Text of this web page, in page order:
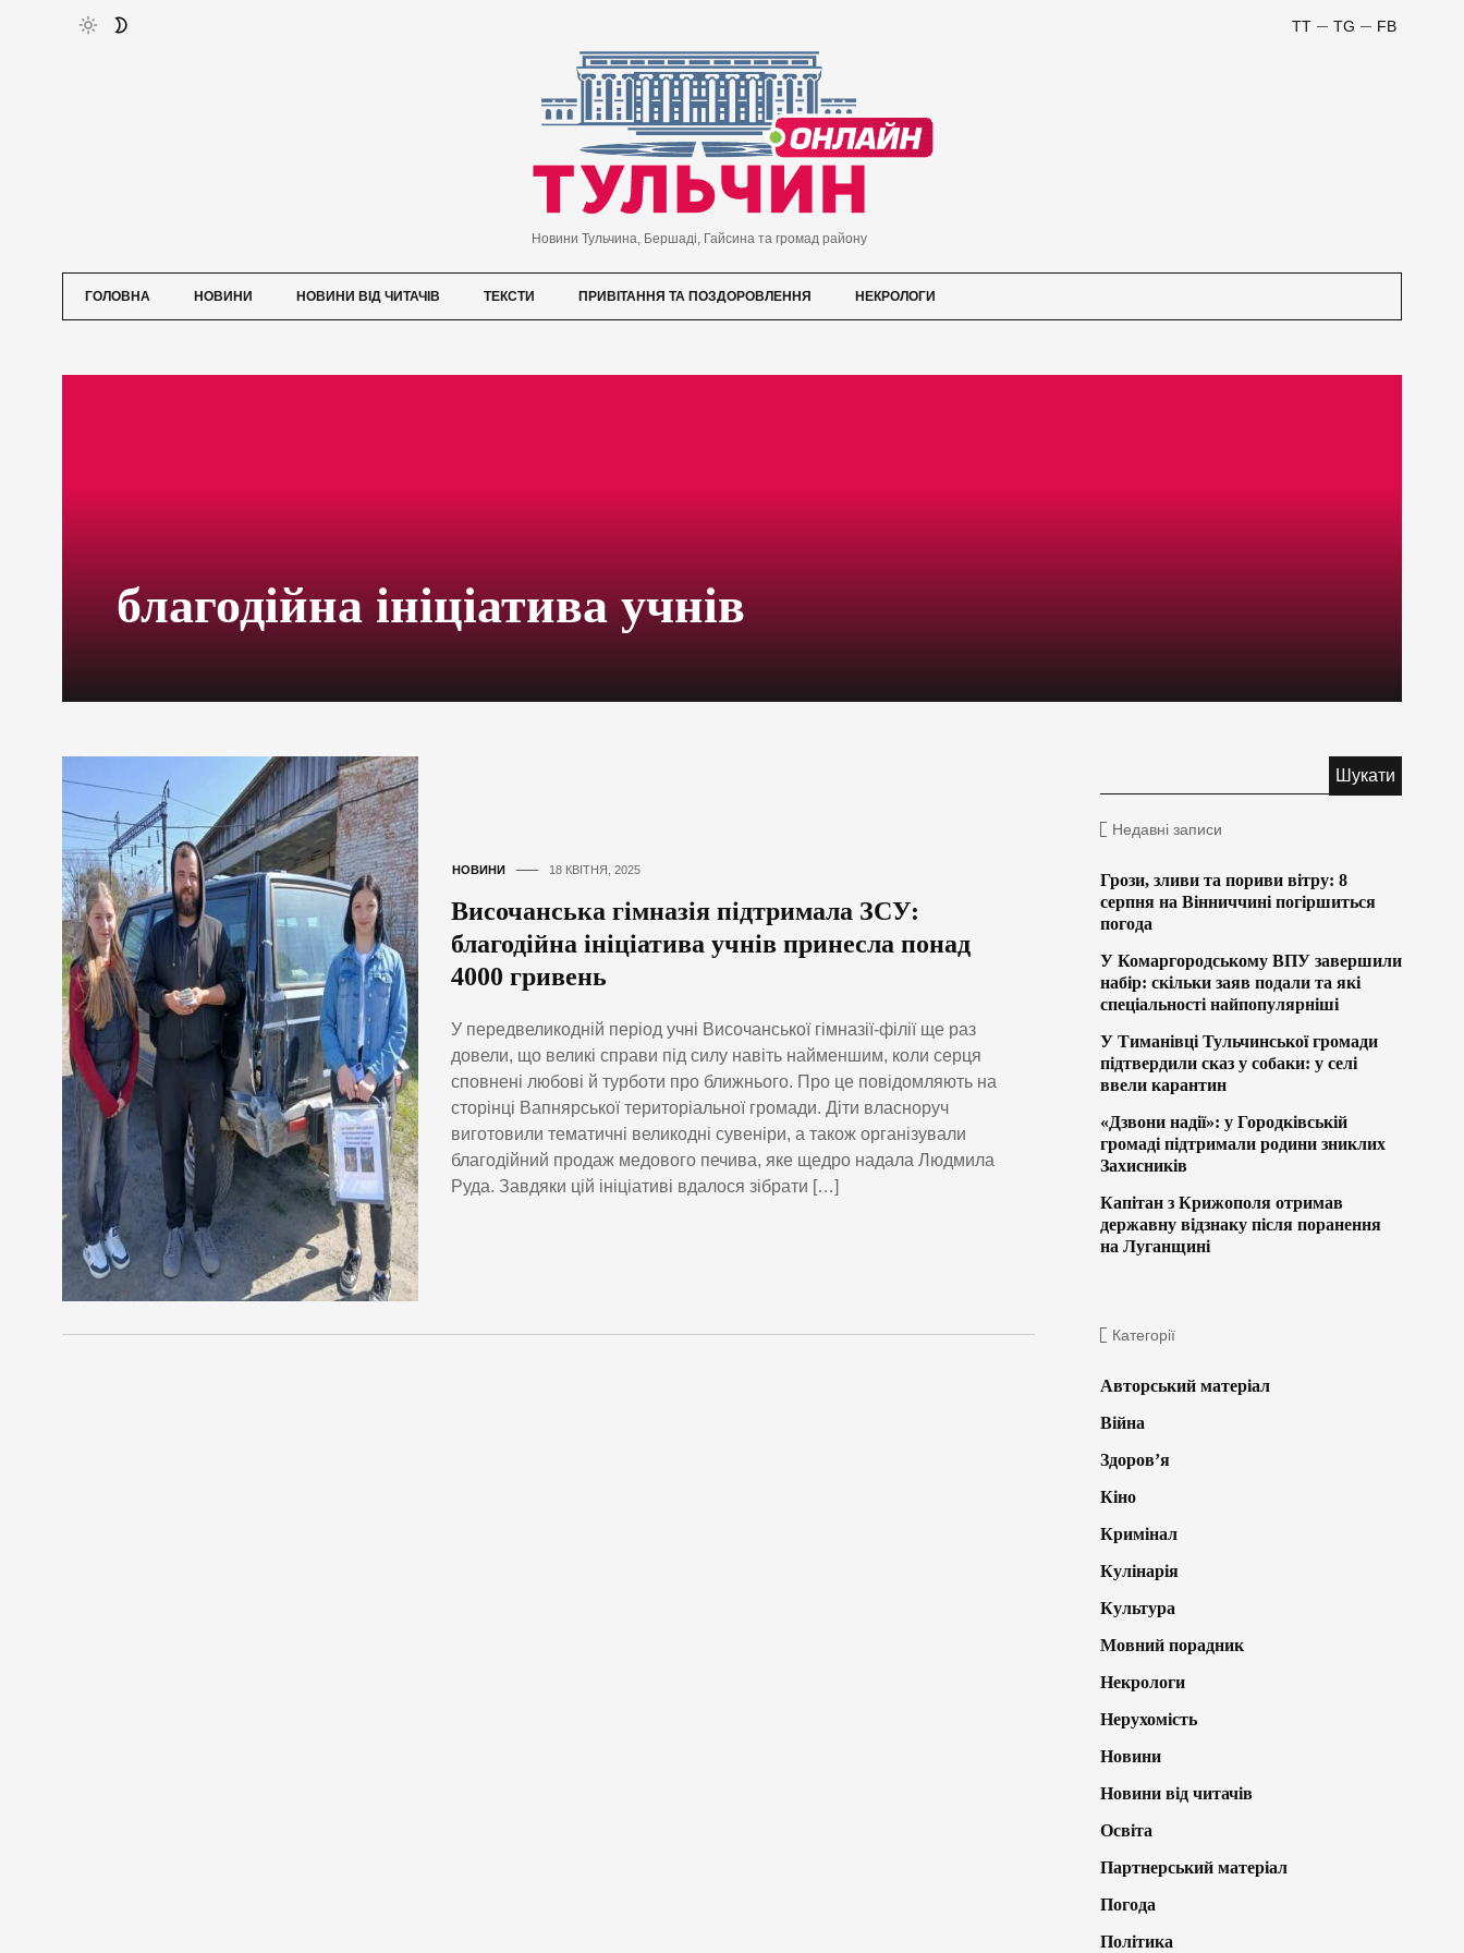
FB
TG
TT
Новини Тульчина, Бершаді, Гайсина та громад району
ГОЛОВНА НОВИНИ НОВИНИ ВІД ЧИТАЧІВ ТЕКСТИ ПРИВІТАННЯ ТА ПОЗДОРОВЛЕННЯ НЕКРОЛОГИ
благодійна ініціатива учнів
НОВИНИ 18 КВІТНЯ, 2025
Височанська гімназія підтримала ЗСУ:
благодійна ініціатива учнів принесла понад
4000 гривень
У передвеликодній період учні Височанської гімназії-філії ще раз
довели, що великі справи під силу навіть найменшим, коли серця
сповнені любові й турботи про ближнього. Про це повідомляють на
сторінці Вапнярської територіальної громади. Діти власноруч
виготовили тематичні великодні сувеніри, а також організували
благодійний продаж медового печива, яке щедро надала Людмила
Руда. Завдяки цій ініціативі вдалося зібрати […]
Недавні записи
Грози, зливи та пориви вітру: 8
серпня на Вінниччині погіршиться
погода
У Комаргородському ВПУ завершили
набір: скільки заяв подали та які
спеціальності найпопулярніші
У Тиманівці Тульчинської громади
підтвердили сказ у собаки: у селі
ввели карантин
«Дзвони надії»: у Городківській
громаді підтримали родини зниклих
Захисників
Капітан з Крижополя отримав
державну відзнаку після поранення
на Луганщині
Категорії
Авторський матеріал
Війна
Здоров’я
Кіно
Кримінал
Кулінарія
Культура
Мовний порадник
Некрологи
Нерухомість
Новини
Новини від читачів
Освіта
Партнерський матеріал
Погода
Політика